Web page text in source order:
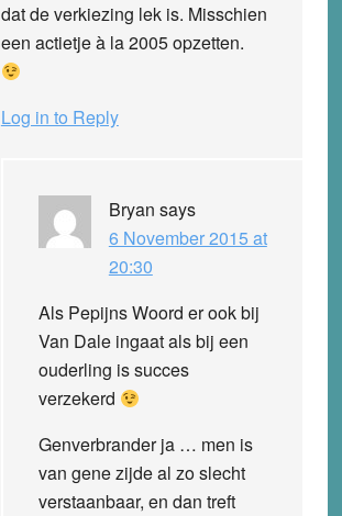
dat de verkiezing lek is. Misschien
een actietje à la 2005 opzetten.
Log in to Reply
Bryan says
6 November 2015 at
20:30
Als Pepijns Woord er ook bij
Van Dale ingaat als bij een
ouderling is succes
verzekerd
Genverbrander ja … men is
van gene zijde al zo slecht
verstaanbaar, en dan treft